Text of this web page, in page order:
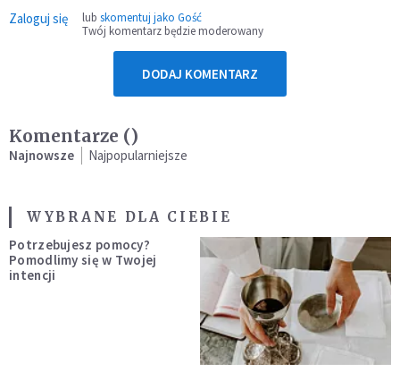
Zaloguj się lub skomentuj jako Gość
Twój komentarz będzie moderowany
DODAJ KOMENTARZ
Komentarze ()
Najnowsze Najpopularniejsze
WYBRANE DLA CIEBIE
Potrzebujesz pomocy?
Pomodlimy się w Twojej
intencji